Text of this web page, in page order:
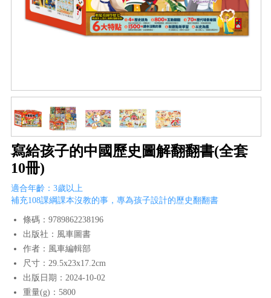
寫給孩子的中國歷史圖解翻翻書(全套
10冊)
適合年齡：3歲以上
補充108課綱課本沒教的事，專為孩子設計的歷史翻翻書
條碼：9789862238196
出版社：風車圖書
作者：風車編輯部
尺寸：29.5x23x17.2cm
出版日期：2024-10-02
重量(g)：5800